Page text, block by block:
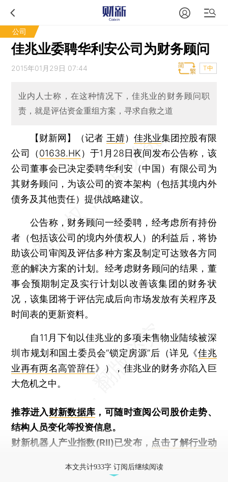
公司
佳兆业委聘华利安公司为财务顾问
2015年01月29日 07:44 T中
业内人士称，在这种情况下，佳兆业的财务顾问职
责，就是评估资金重组方案，寻求自救之道
【财新网】（记者 王婧） 佳兆业集团控股有限
公司（01638.HK）于1月28日夜间发布公告称，该
公司董事会已决定委聘华利安（中国）有限公司为
其财务顾问，为该公司的资本架构（包括其境内外
债务及其他责任）提供战略建议。
公告称，财务顾问一经委聘，经考虑所有持份
者（包括该公司的境内外债权人）的利益后，将协
助该公司审阅及评估多种方案及制定可达致各方同
意的解决方案的计划。经考虑财务顾问的结果，董
事会预期制定及实行计划以改善该集团的财务状
况，该集团将于评估完成后向市场发放有关程序及
时间表的更新资料。
自11月下旬以佳兆业的多项未售物业陆续被深
圳市规划和国土委员会“锁定房源”后（详见《佳兆
业再有两名高管辞任》），佳兆业的财务亦陷入巨
大危机之中。
推荐进入财新数据库 ，可随时查阅公司股价走势、
结构人员变化等投资信息。
财新机器人产业指数(RII)已发布， 点击了解行业动
本文共计933字 订阅后继续阅读